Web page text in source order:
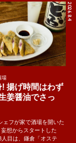
2026.8.4
場
! 揚げ時間はわず
姜醤油でさっ
ェフが家で酒場を開いた
妄想からスタートした
人目は、鎌倉「オステ